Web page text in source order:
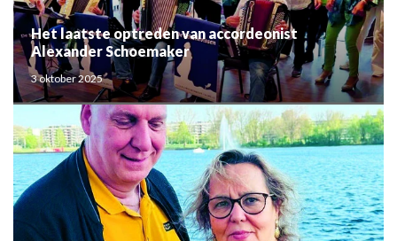
Het laatste optreden van accordeonist
Alexander Schoemaker
3 oktober 2025